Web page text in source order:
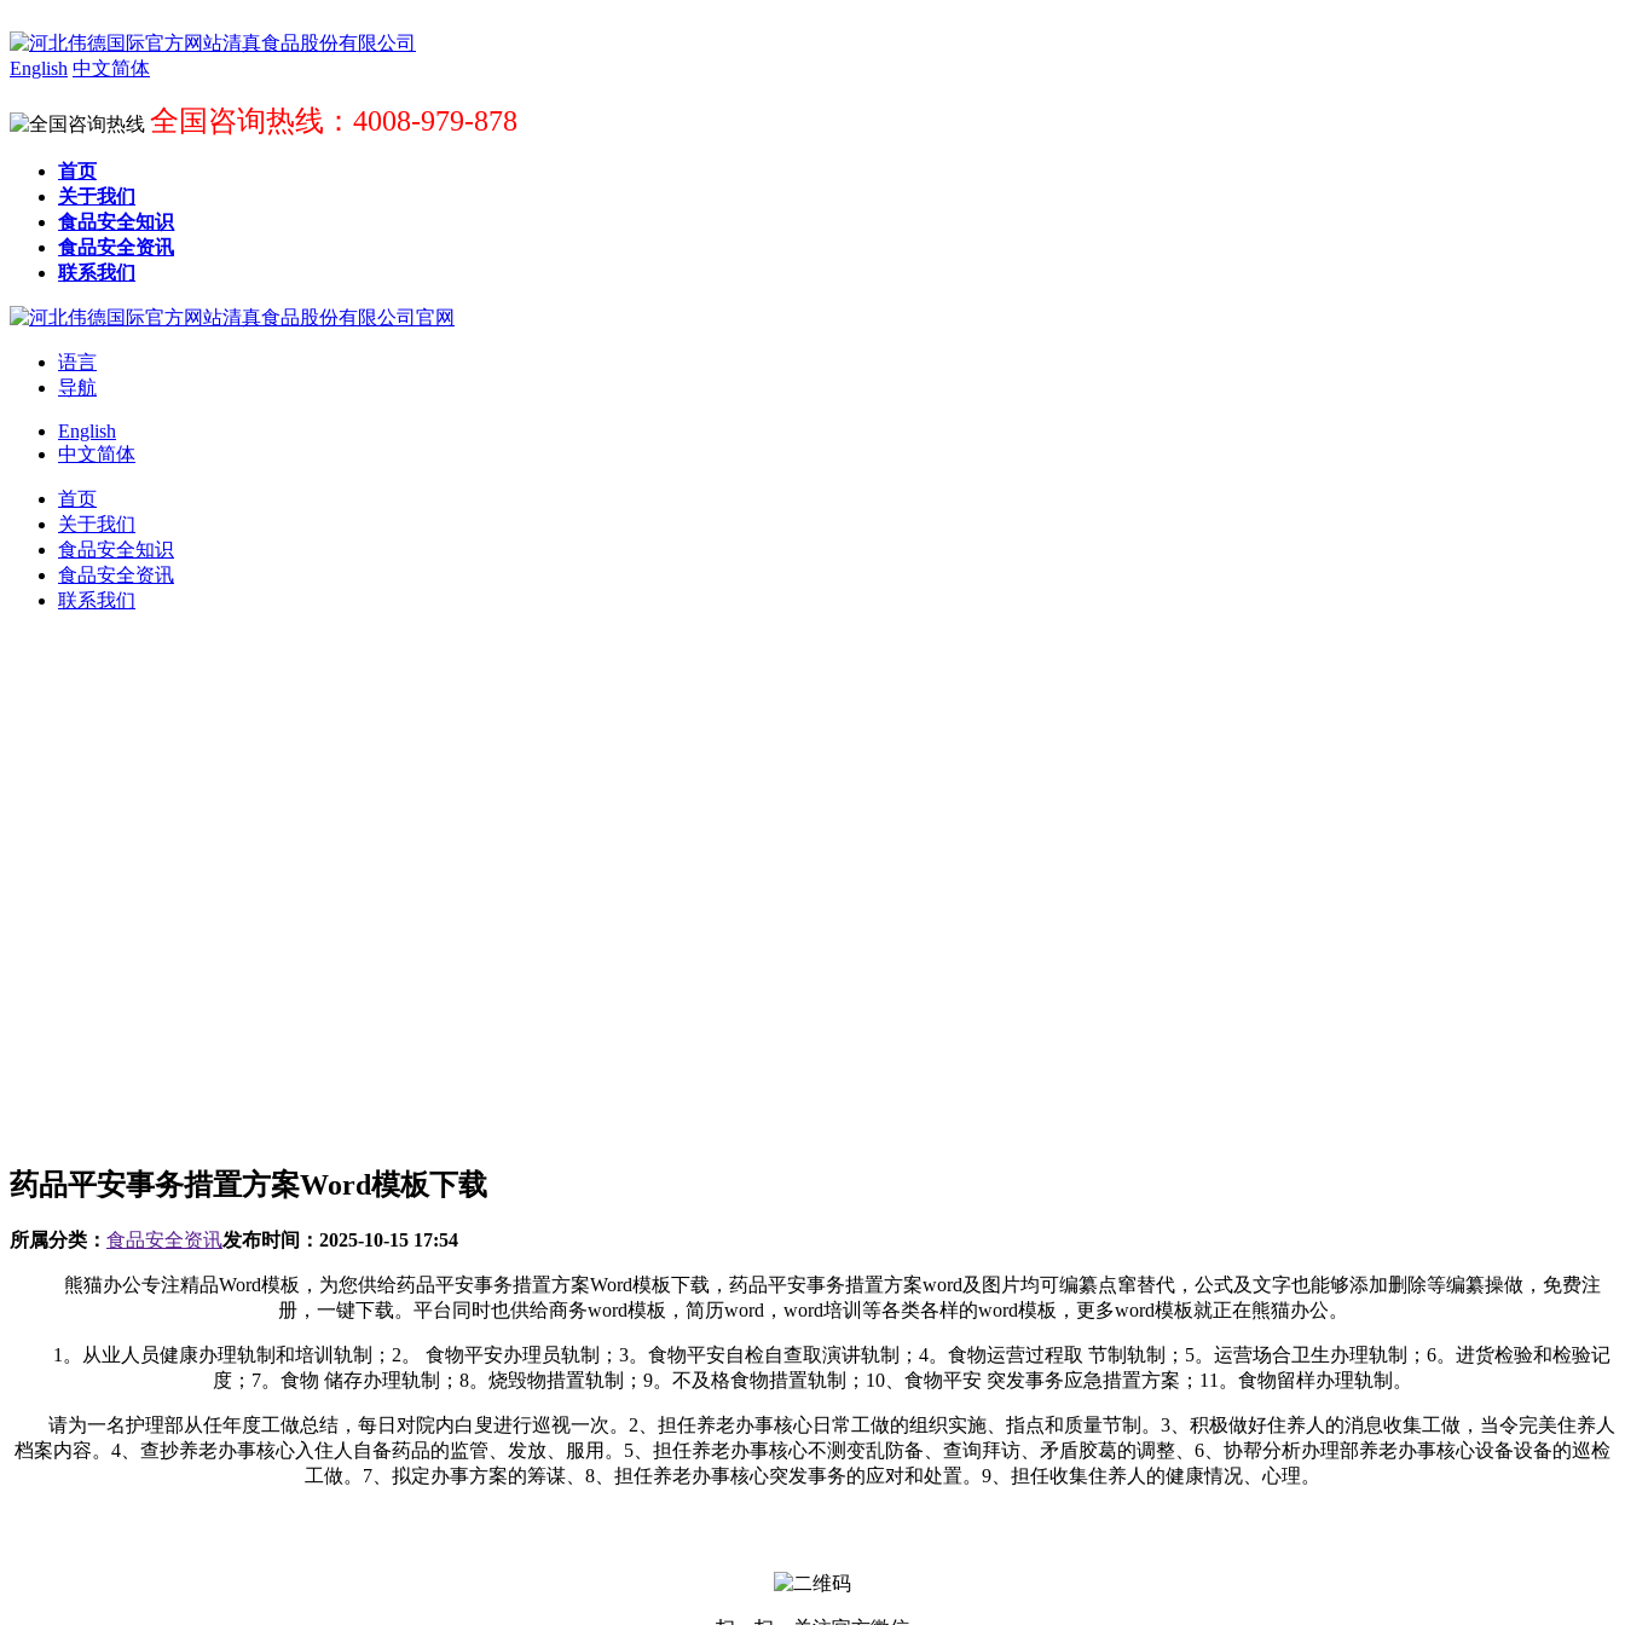
English 中文简体
全国咨询热线：4008-979-878
首页
关于我们
食品安全知识
食品安全资讯
联系我们
语言
导航
English
中文简体
首页
关于我们
食品安全知识
食品安全资讯
联系我们
药品平安事务措置方案Word模板下载
所属分类： 食品安全资讯发布时间： 2025-10-15 17:54
熊猫办公专注精品Word模板，为您供给药品平安事务措置方案Word模板下载，药品平安事务措置方案word及图片均可编纂点窜替代，公式及文字也能够添加删除等编纂操做，免费注
册，一键下载。平台同时也供给商务word模板，简历word，word培训等各类各样的word模板，更多word模板就正在熊猫办公。
1。从业人员健康办理轨制和培训轨制；2。 食物平安办理员轨制；3。食物平安自检自查取演讲轨制；4。食物运营过程取 节制轨制；5。运营场合卫生办理轨制；6。进货检验和检验记
度；7。食物 储存办理轨制；8。烧毁物措置轨制；9。不及格食物措置轨制；10、食物平安 突发事务应急措置方案；11。食物留样办理轨制。
请为一名护理部从任年度工做总结，每日对院内白叟进行巡视一次。2、担任养老办事核心日常工做的组织实施、指点和质量节制。3、积极做好住养人的消息收集工做，当令完美住养人
档案内容。4、查抄养老办事核心入住人自备药品的监管、发放、服用。5、担任养老办事核心不测变乱防备、查询拜访、矛盾胶葛的调整、6、协帮分析办理部养老办事核心设备设备的巡检
工做。7、拟定办事方案的筹谋、8、担任养老办事核心突发事务的应对和处置。9、担任收集住养人的健康情况、心理。